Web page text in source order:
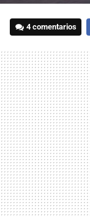
4 comentarios